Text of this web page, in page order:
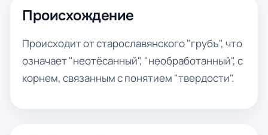
Происхождение
Происходит от старославянского "грубъ", что
означает "неотёсанный", "необработанный", с
корнем, связанным с понятием "твердости".